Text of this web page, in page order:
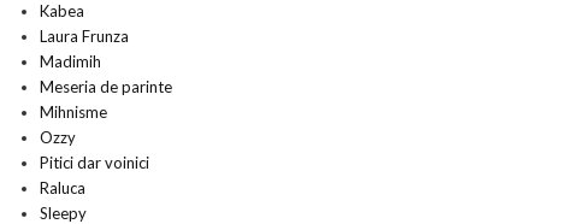
Kabea
Laura Frunza
Madimih
Meseria de parinte
Mihnisme
Ozzy
Pitici dar voinici
Raluca
Sleepy